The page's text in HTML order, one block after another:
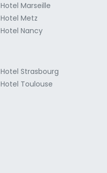
Hotel Marseille
Hotel Metz
Hotel Nancy
Hotel Strasbourg
Hotel Toulouse